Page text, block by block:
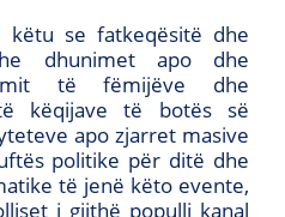
se fatkeqësitë dhe
dhunimet apo dhe
të fëmijëve dhe
këqijave të botës së
apo zjarret masive
politike për ditë dhe
të jenë këto evente,
i gjithë populli kanal